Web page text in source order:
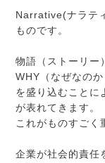
Narrative(ナラテ
ものです。
物語（ストーリー
WHY（なぜなのか
を盛り込むことに
が表れてきます。
これがものすごく
企業が社会的責任